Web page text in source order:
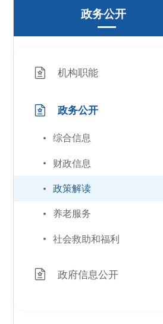
政务公开
机构职能
政务公开
综合信息
财政信息
政策解读
养老服务
社会救助和福利
政府信息公开